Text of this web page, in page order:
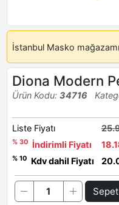
İstanbul Masko
Diona Modern
Ürün Kodu: 34716
Liste Fiyatı
% 30
İndirimli Fiyatı
% 10
Kdv dahil Fiyatı